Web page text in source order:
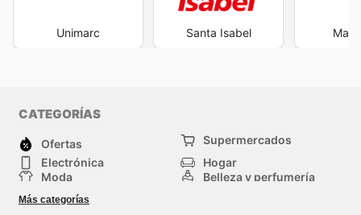
Unimarc Santa Isabel
CATEGORÍAS
Ofertas
Supermercados
Electrónica
Hogar
Moda
Belleza y perfumería
Deporte
Más categorías